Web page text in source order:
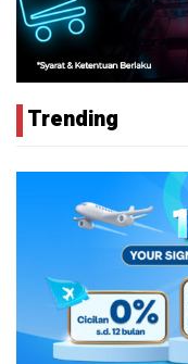
Trending